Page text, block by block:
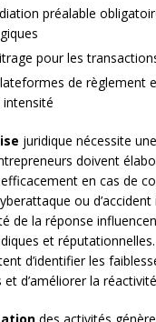
préalable
pour les
de règlement
juridique nécessite
doivent
en cas de
ou d’accident
de la réponse
et
d’identifier les
d’améliorer la